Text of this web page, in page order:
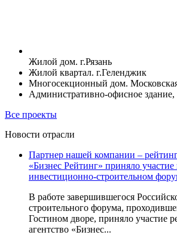
Жилой дом. г.Рязань
Жилой квартал. г.Геленджик
Многосекционный дом.
Административно-офисное здание,
Все проекты
Новости отрасли
Партнер нашей компании –
«Бизнес Рейтинг» приняло
инвестиционно-строительном
В работе завершившегося
строительного форума,
Гостином дворе, приняло участие
агентство «Бизнес...